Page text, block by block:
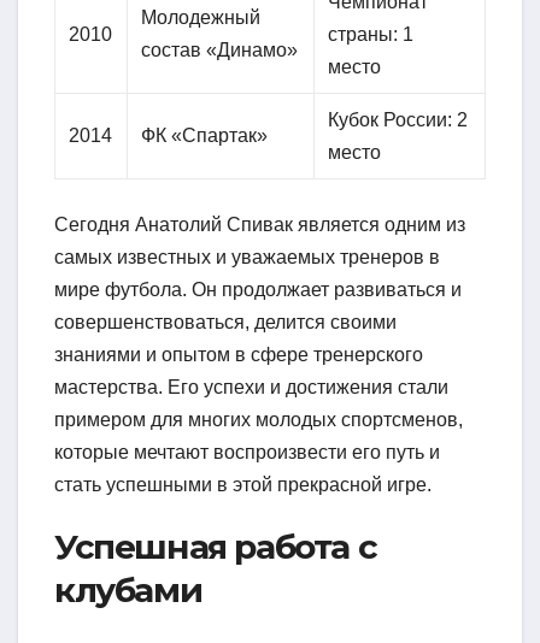
2010
Молодежный
состав «Динамо»
страны: 1
место
2014 ФК «Спартак»
Кубок России: 2
место
Сегодня Анатолий Спивак является одним из
самых известных и уважаемых тренеров в
мире футбола. Он продолжает развиваться и
совершенствоваться, делится своими
знаниями и опытом в сфере тренерского
мастерства. Его успехи и достижения стали
примером для многих молодых спортсменов,
которые мечтают воспроизвести его путь и
стать успешными в этой прекрасной игре.
Успешная работа с
клубами